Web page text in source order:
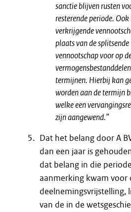
sanctie blijven rusten
resterende periode.
verkrijgende
plaats van de splitsende
vennootschap voor op
termijnen. Hierbij kan
worden aan de termijn
welke een
zijn aangewend.”
Dat het belang door A
dan een jaar is
dat belang in die
aanmerking kwam voor
deelnemingsvrijstelling,
van de in de